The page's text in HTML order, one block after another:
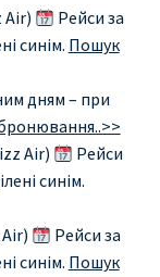
Air)
Рейси за
синім. Пошук
дням – при
Air)
Рейси
синім.
Рейси за
синім. Пошук